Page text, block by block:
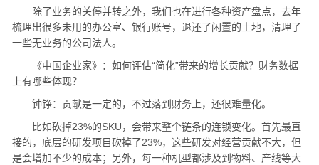
除了业务的关停并转之外，我们也在进行各种资产盘点，去年
梳理出很多未用的办公室、银行账号，退还了闲置的土地，清理了
一些无业务的公司法人。
《中国企业家》：如何评估“简化”带来的增长贡献？财务数据
上有哪些体现？
钟铮：贡献是一定的，不过落到财务上，还很难量化。
比如砍掉23%的SKU，会带来整个链条的连锁变化。首先最直
接的，底层的研发项目砍掉了23%，这些研发对经营贡献不大，但
是会增加不少的成本；另外，每一种机型都涉及到物料、产线等大